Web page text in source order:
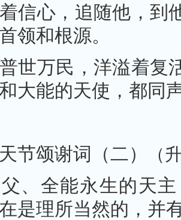
信心，追随他，到
领和根源。
世万民，洋溢着复
大能的天使，都同
节颂谢词 （二） （
、全能永生的天
是理所当然的，并